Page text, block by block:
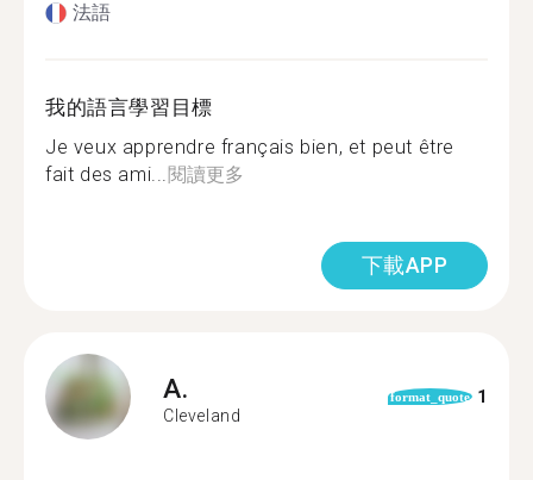
法語
我的語言學習目標
Je veux apprendre français bien, et peut être
fait des ami...閱讀更多
下載APP
A.
Cleveland
format_quote 1